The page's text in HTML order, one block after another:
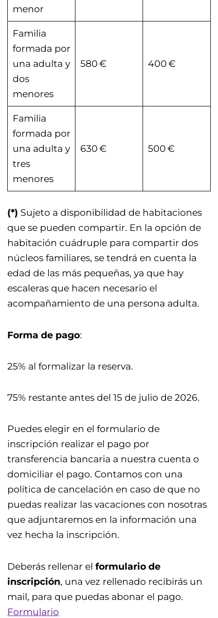
menor
Familia
formada por
una adulta y
dos
menores
580 € 400 €
Familia
formada por
una adulta y
tres
menores
630 € 500 €
(*) Sujeto a disponibilidad de habitaciones
que se pueden compartir. En la opción de
habitación cuádruple para compartir dos
núcleos familiares, se tendrá en cuenta la
edad de las más pequeñas, ya que hay
escaleras que hacen necesario el
acompañamiento de una persona adulta.
Forma de pago:
25% al formalizar la reserva.
75% restante antes del 15 de julio de 2026.
Puedes elegir en el formulario de
inscripción realizar el pago por
transferencia bancaria a nuestra cuenta o
domiciliar el pago. Contamos con una
política de cancelación en caso de que no
puedas realizar las vacaciones con nosotras
que adjuntaremos en la información una
vez hecha la inscripción.
Deberás rellenar el formulario de
inscripción, una vez rellenado recibirás un
mail, para que puedas abonar el pago.
Formulario